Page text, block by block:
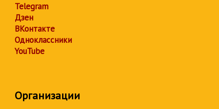
Telegram
Дзен
ВКонтакте
Одноклассники
YouTube
Организации